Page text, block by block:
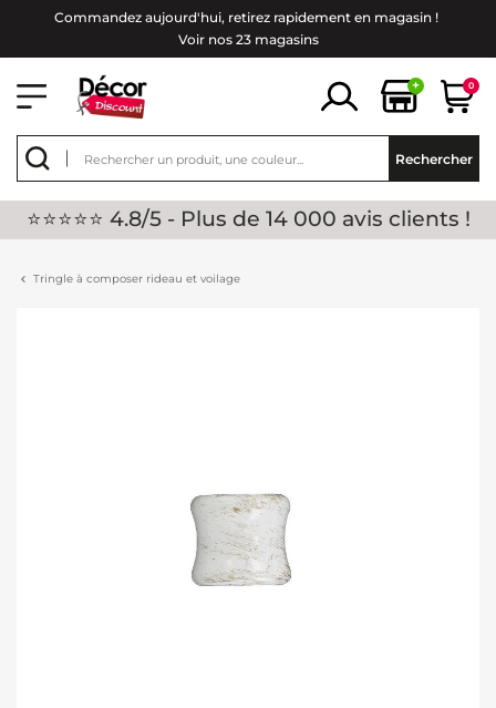
Commandez aujourd'hui, retirez rapidement en magasin !
Voir nos 23 magasins
+ 0
Rechercher
⭐⭐⭐⭐⭐ 4.8/5 - Plus de 14 000 avis clients !
Tringle à composer rideau et voilage